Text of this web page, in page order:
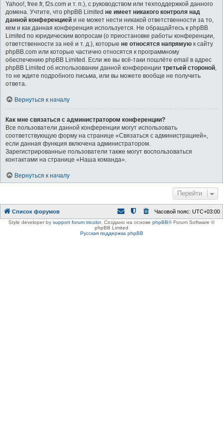
Yahoo!, free.fr, f2s.com и т. п.), с руководством или техподдержкой данного
домена. Учтите, что phpBB Limited не имеет никакого контроля над
данной конференцией и не может нести никакой ответственности за то,
кем и как данная конференция используется. Не обращайтесь к phpBB
Limited по юридическим вопросам (о приостановке работы конференции,
ответственности за неё и т. д.), которые не относятся напрямую к сайту
phpBB.com или которые частично относятся к программному
обеспечению phpBB Limited. Если же вы всё-таки пошлёте email в адрес
phpBB Limited об использовании данной конференции третьей стороной,
то не ждите подробного письма, или вы можете вообще не получить
ответа.
Вернуться к началу
Как мне связаться с администратором конференции?
Все пользователи данной конференции могут использовать
соответствующую форму на странице «Связаться с администрацией»,
если данная функция включена администратором.
Зарегистрированные пользователи также могут воспользоваться
контактами на странице «Наша команда».
Вернуться к началу
Перейти
Список форумов Часовой пояс: UTC+03:00
Style developer by support forum tricolor, Создано на основе phpBB® Forum Software ©
phpBB Limited
Русская поддержка phpBB